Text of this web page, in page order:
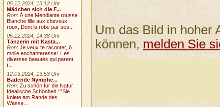
Um das Bild in hoher
können, melden Sie
05.12.2024, 15:12 Uhr
Mädchen sich die F...
Ron:À une Mendiante rousse
Blanche fille aux cheveux
roux, Dont la robe par ses...
05.12.2024, 14:38 Uhr
Tänzerin mit Kasta...
Ron:Je veux te raconter, ô
molle enchanteresse! L es
diverses beautés qui parent
t...
12.03.2024, 13:53 Uhr
Badende Nymphe...
Ron:Zu schön für die Natur:
Idealische Schönheit ! "Sie
kniete am Rande des
Wasse...